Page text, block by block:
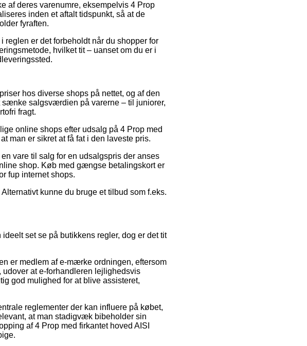
af deres varenumre, eksempelvis 4 Prop
inden et aftalt tidspunkt, så at de
fyraften.
reglen er det forbeholdt når du shopper for
hvilket tit – uanset om du er i
hos diverse shops på nettet, og af den
salgsværdien på varerne – til juniorer,
fragt.
online shops efter udsalg på 4 Prop med
man er sikret at få fat i den laveste pris.
vare til salg for en udsalgspris der anses
shop. Køb med gængse betalingskort er
fup internet shops.
kunne du bruge et tilbud som f.eks.
set se på butikkens regler, dog er det tit
er medlem af e-mærke ordningen, eftersom
udover at e-forhandleren lejlighedsvis
god mulighed for at blive assisteret,
reglementer der kan influere på købet,
at man stadigvæk bibeholder sin
af 4 Prop med firkantet hoved AISI